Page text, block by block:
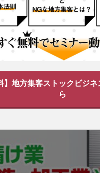
】地方集客ストックビジ
ら